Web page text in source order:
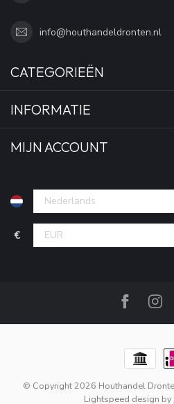
info@houthandeldronten.nl
CATEGORIEËN
INFORMATIE
MIJN ACCOUNT
€
© Copyright 2026 Houthandel
Lightspeed design by